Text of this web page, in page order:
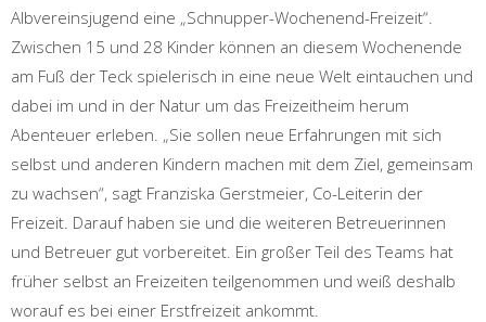
Albvereinsjugend eine „Schnupper-Wochenend-Freizeit“.
Zwischen 15 und 28 Kinder können an diesem Wochenende
am Fuß der Teck spielerisch in eine neue Welt eintauchen und
dabei im und in der Natur um das Freizeitheim herum
Abenteuer erleben. „Sie sollen neue Erfahrungen mit sich
selbst und anderen Kindern machen mit dem Ziel, gemeinsam
zu wachsen“, sagt Franziska Gerstmeier, Co-Leiterin der
Freizeit. Darauf haben sie und die weiteren Betreuerinnen
und Betreuer gut vorbereitet. Ein großer Teil des Teams hat
früher selbst an Freizeiten teilgenommen und weiß deshalb
worauf es bei einer Erstfreizeit ankommt.